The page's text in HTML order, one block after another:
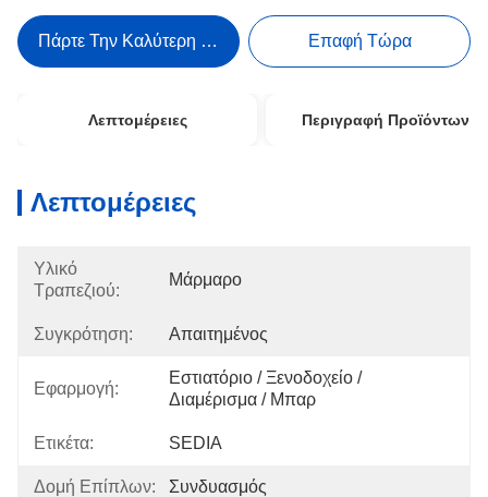
Πάρτε Την Καλύτερη Τιμή Επαφή Τώρα
Λεπτομέρειες Περιγραφή Προϊόντων
Λεπτομέρειες
Υλικό
Τραπεζιού:
Μάρμαρο
Συγκρότηση: Απαιτημένος
Εφαρμογή:
Εστιατόριο / Ξενοδοχείο /
Διαμέρισμα / Μπαρ
Ετικέτα: SEDIA
Δομή Επίπλων: Συνδυασμός